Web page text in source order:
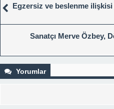
Egzersiz ve beslenme
Sanatçı Merve Özbey,
Yorumlar